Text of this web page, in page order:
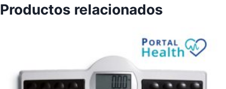
Productos relacionados